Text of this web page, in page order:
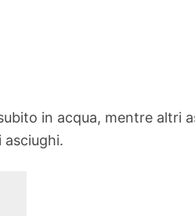
in acqua, mentre altri
asciughi.